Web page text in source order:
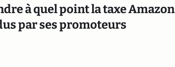
à quel point la taxe Amazon
par ses promoteurs